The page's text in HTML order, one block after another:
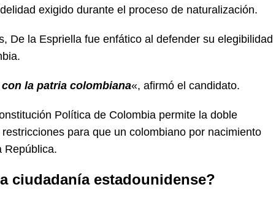
exigido durante el proceso de naturalización.
De la Espriella fue enfático al defender su elegibilidad
la patria colombiana«, afirmó el candidato.
Política de Colombia permite la doble
para que un colombiano por nacimiento
República.
ciudadanía estadounidense?